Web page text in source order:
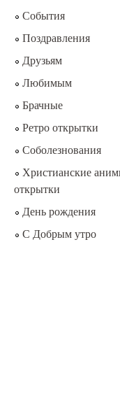
События
Поздравления
Друзьям
Любимым
Брачные
Ретро открытки
Соболезнования
Христианские
открытки
День рождения
С Добрым утро